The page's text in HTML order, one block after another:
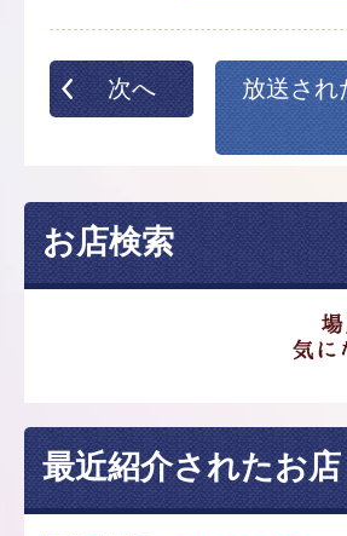
次へ
放送され
お店検索
最近紹介されたお店